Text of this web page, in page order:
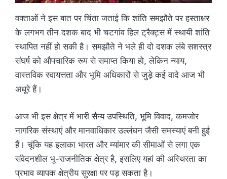
वक्ताओं ने इस बात पर चिंता जताई कि शांति समझौते पर हस्ताक्षर
के लगभग तीन दशक बाद भी चटगांव हिल ट्रैक्ट्स में स्थायी शांति
स्थापित नहीं हो सकी है। समझौते ने भले ही दो दशक लंबे सशस्त्र
संघर्ष को औपचारिक रूप से समाप्त किया हो, लेकिन न्याय,
वास्तविक स्वायत्तता और भूमि अधिकारों से जुड़े कई वादे आज भी
अधूरे हैं।
आज भी इस क्षेत्र में भारी सैन्य उपस्थिति, भूमि विवाद, कमजोर
नागरिक संस्थाएं और मानवाधिकार उल्लंघन जैसी समस्याएं बनी हुई
हैं। चूंकि यह इलाका भारत और म्यांमार की सीमाओं से लगा एक
संवेदनशील भू-राजनीतिक क्षेत्र है, इसलिए यहां की अस्थिरता का
प्रभाव व्यापक क्षेत्रीय सुरक्षा पर पड़ सकता है।